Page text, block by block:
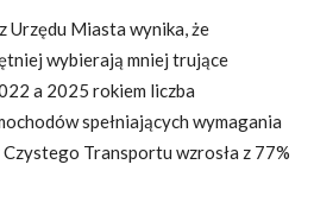
Urzędu Miasta wynika, że
wybierają mniej trujące
a 2025 rokiem liczba
spełniających wymagania
Transportu wzrosła z 77%